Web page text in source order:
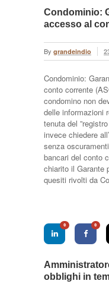
Condominio:
accesso al
By grandeindio
Condominio:
conto corrente
condomino non
delle informazioni
tenuta del
invece chiedere
senza
bancari del conto
chiarito il Garante
quesiti rivolti da
0 0
obblighi in